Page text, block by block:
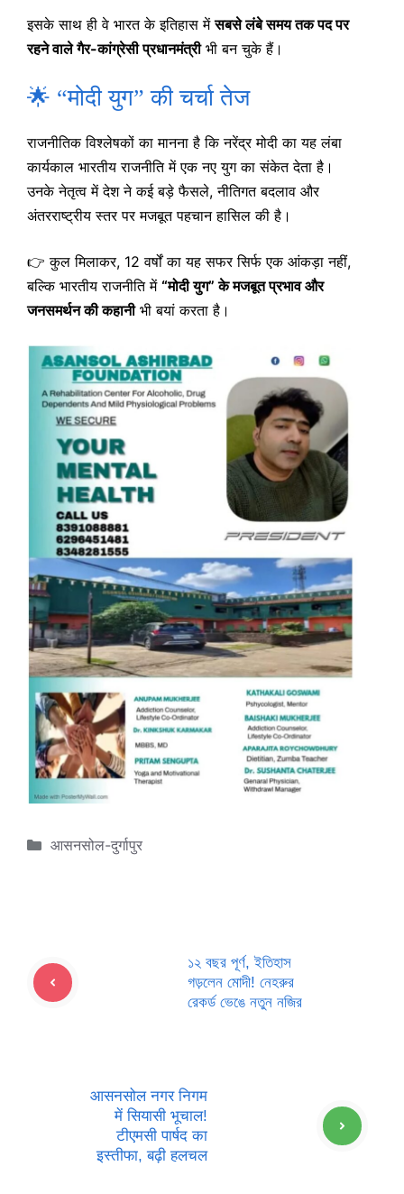
इसके साथ ही वे भारत के इतिहास मेंसबसे लंबे समय तक पद पर
रहने वाले गैर-कांग्रेसी प्रधानमंत्रीभी बन चुके हैं।
🌟 “मोदी युग” की चर्चा तेज
राजनीतिक विश्लेषकों का मानना है कि नरेंद्र मोदी का यह लंबा
कार्यकाल भारतीय राजनीति में एक नए युग का संकेत देता है।
उनके नेतृत्व में देश ने कई बड़े फैसले, नीतिगत बदलाव और
अंतरराष्ट्रीय स्तर पर मजबूत पहचान हासिल की है।
👉 कुल मिलाकर, 12 वर्षों का यह सफर सिर्फ एक आंकड़ा नहीं,
बल्कि भारतीय राजनीति में “मोदी युग” के मजबूत प्रभाव और
जनसमर्थन की कहानीभी बयां करता है।
Categories
आसनसोल-दुर्गापुर
১২ বছর পূর্ণ, ইতিহাস
গড়লেন মোদী! নেহরুর
রেকর্ড ভেঙে নতুন নজির
आसनसोल नगर निगम
में सियासी भूचाल!
टीएमसी पार्षद का
इस्तीफा, बढ़ी हलचल